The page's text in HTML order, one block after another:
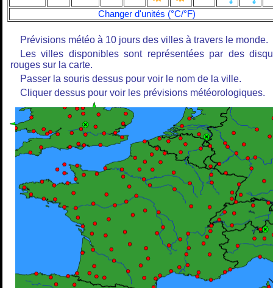
Changer d'unités (°C/°F)
Prévisions météo à 10 jours des villes à travers le monde.
Les villes disponibles sont représentées par des
rouges sur la carte.
Passer la souris dessus pour voir le nom de la ville.
Cliquer dessus pour voir les prévisions météorologiques.